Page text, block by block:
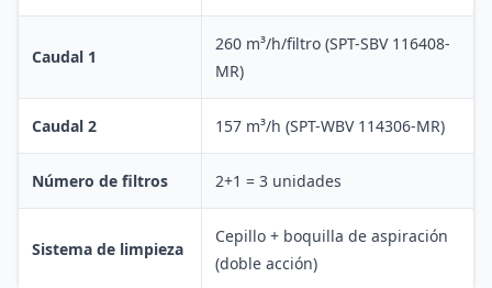
Caudal 1
260 m³/h/filtro (SPT-SBV 116408-
MR)
Caudal 2 157 m³/h (SPT-WBV 114306-MR)
Número de filtros 2+1 = 3 unidades
Sistema de limpieza
Cepillo + boquilla de aspiración
(doble acción)